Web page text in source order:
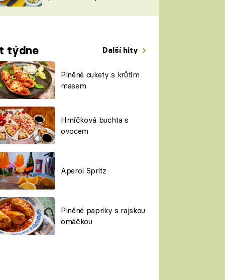
týdne Další hity
Plněné cukety s krůtím
masem
Hrníčková buchta s
ovocem
Aperol Spritz
Plněné papriky s rajskou
omáčkou